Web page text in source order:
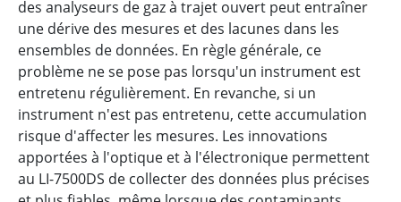
des analyseurs de gaz à trajet ouvert peut entraîner
une dérive des mesures et des lacunes dans les
ensembles de données. En règle générale, ce
problème ne se pose pas lorsqu'un instrument est
entretenu régulièrement. En revanche, si un
instrument n'est pas entretenu, cette accumulation
risque d'affecter les mesures. Les innovations
apportées à l'optique et à l'électronique permettent
au LI-7500DS de collecter des données plus précises